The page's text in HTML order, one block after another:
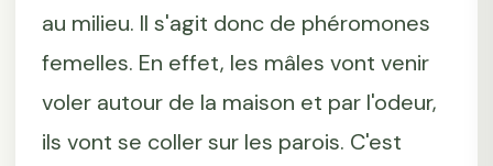
au milieu. Il s'agit donc de phéromones
femelles. En effet, les mâles vont venir
voler autour de la maison et par l'odeur,
ils vont se coller sur les parois. C'est